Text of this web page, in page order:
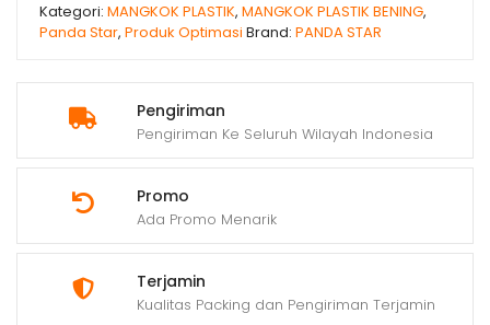
Pengiriman
Pengiriman Ke Seluruh Wilayah Indonesia
Promo
Ada Promo Menarik
Terjamin
Kualitas Packing dan Pengiriman Terjamin
Kategori: MANGKOK PLASTIK, MANGKOK PLASTIK BENING,
Panda Star, Produk Optimasi Brand: PANDA STAR